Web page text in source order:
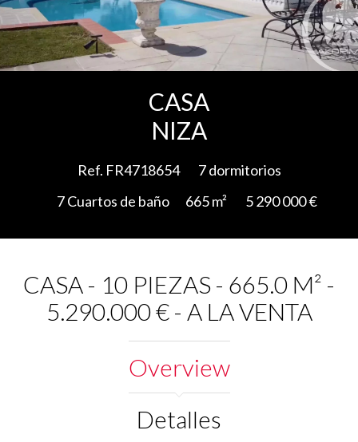
CASA
NIZA
Ref. FR4718654
7 dormitorios
7 Cuartos de baño
665 m² 5 290 000 €
CASA - 10 PIEZAS - 665.0 M² -
5.290.000 € - A LA VENTA
Overview
Detalles